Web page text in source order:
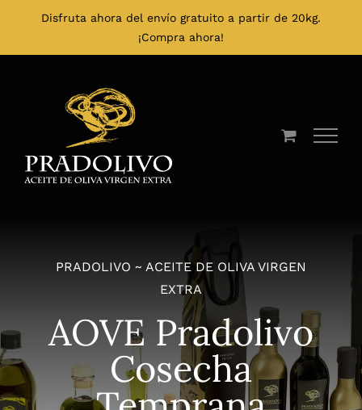
Disfruta ahora del envío gratuito a partir de 20kg.
¡Compra ahora!
PRADOLIVO ~ ACEITE DE OLIVA VIRGEN
EXTRA
AOVE Pradolivo
Cosecha